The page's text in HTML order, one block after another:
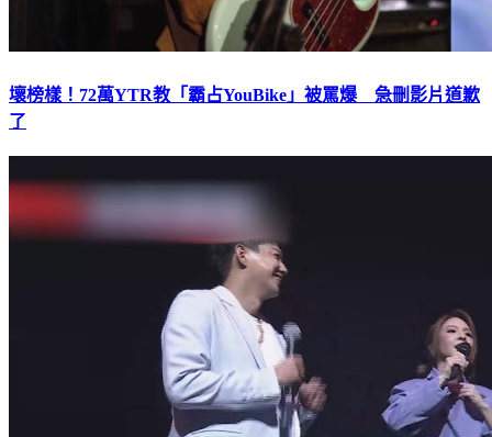
壞榜樣！72萬YTR教「霸占YouBike」被罵爆 急刪影片道歉
了